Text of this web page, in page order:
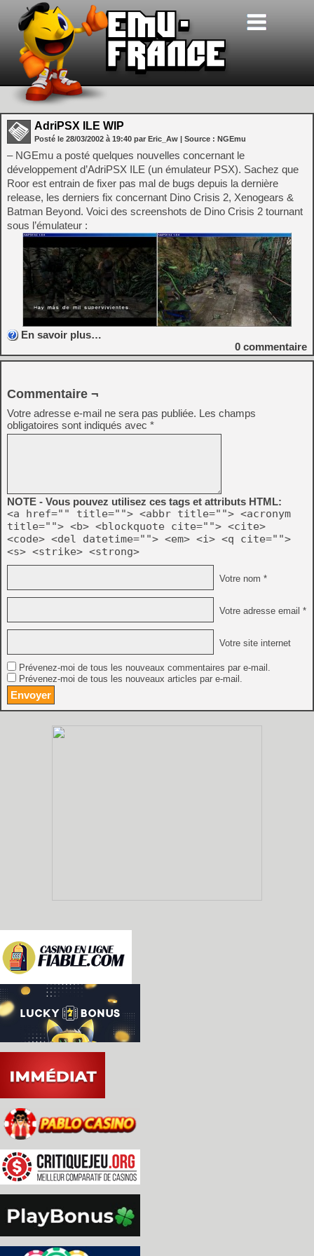
AdriPSX ILE WIP
Posté le 28/03/2002 à 19:40 par Eric_Aw | Source : NGEmu
– NGEmu a posté quelques nouvelles concernant le
développement d’AdriPSX ILE (un émulateur PSX). Sachez que
Roor est entrain de fixer pas mal de bugs depuis la dernière
release, les derniers fix concernant Dino Crisis 2, Xenogears &
Batman Beyond. Voici des screenshots de Dino Crisis 2 tournant
sous l’émulateur :
En savoir plus…
0 commentaire
Commentaire ¬
Votre adresse e-mail ne sera pas publiée. Les champs
obligatoires sont indiqués avec *
NOTE - Vous pouvez utilisez ces tags et attributs HTML:
<a href="" title=""> <abbr title=""> <acronym
title=""> <b> <blockquote cite=""> <cite>
<code> <del datetime=""> <em> <i> <q cite="">
<s> <strike> <strong>
Votre nom *
Votre adresse email *
Votre site internet
Prévenez-moi de tous les nouveaux commentaires par e-mail.
Prévenez-moi de tous les nouveaux articles par e-mail.